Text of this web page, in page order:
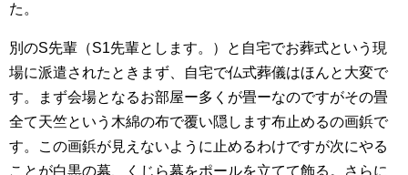
た。
別のS先輩（S1先輩とします。）と自宅でお葬式という現
場に派遣されたときまず、自宅で仏式葬儀はほんと大変で
す。まず会場となるお部屋ー多くが畳ーなのですがその畳
全て天竺という木綿の布で覆い隠します布止めるの画鋲で
す。この画鋲が見えないように止めるわけですが次にやる
ことが白黒の幕、くじら幕をポールを立てて飾る。さらに